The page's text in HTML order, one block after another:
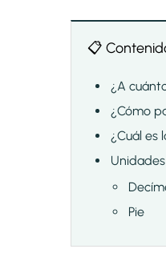
📋
¿A
¿Cómo
¿Cuál es
Pie